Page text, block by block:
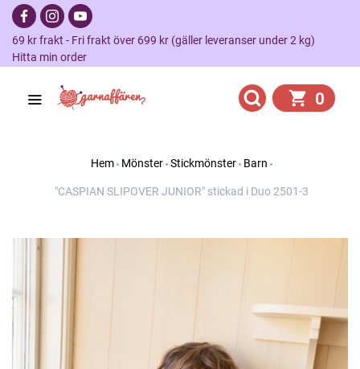
69 kr frakt - Fri frakt över 699 kr (gäller leveranser under 2 kg)
Hitta min order
0
Hem Mönster Stickmönster Barn
"CASPIAN SLIPOVER JUNIOR" stickad i Duo 2501-3